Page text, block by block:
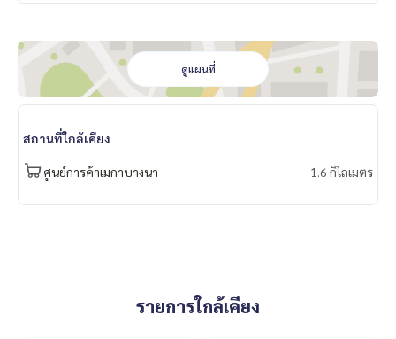
- Educational Institution
- Concordian International School
- Thai-Singapore International School
- Saint Joseph Bangna School
- Sarasas Witaed Suvarnabhumi School
- Rachawinit Bangkaeo School
- Assumption Samut Prakan School
My Celebrity Co., Ltd. Real Estate Agency, Service You Can T
ดูแผนที่
สถานที่ใกล้เคียง
ศูนย์การค้าเมกาบางนา 1.6 กิโลเมตร
รายการใกล้เคียง